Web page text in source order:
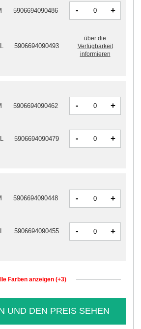
5906694090462 - +
5906694090479 - +
5906694090486 - +
5906694090493
über die
Verfügbarkeit
informieren
5906694090448 - +
5906694090455 - +
Farben anzeigen (+3)
UND DEN PREIS SEHEN